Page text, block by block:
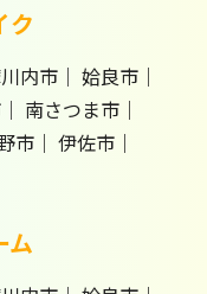
ク
内市
姶良市
南さつま市
市
伊佐市
ム